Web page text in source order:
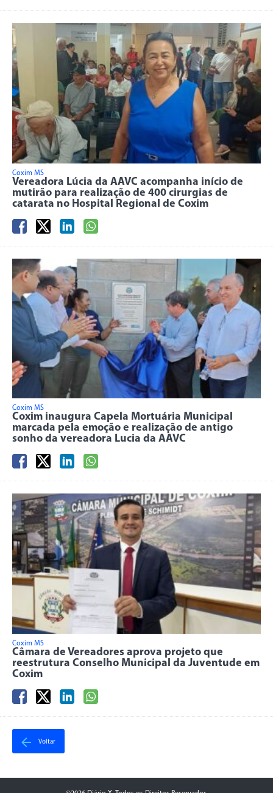
Coxim MS
Vereadora Lúcia da AAVC acompanha início de
mutirão para realização de 400 cirurgias de
catarata no Hospital Regional de Coxim
Coxim MS
Coxim inaugura Capela Mortuária Municipal
marcada pela emoção e realização de antigo
sonho da vereadora Lucia da AAVC
Coxim MS
Câmara de Vereadores aprova projeto que
reestrutura Conselho Municipal da Juventude em
Coxim
Voltar